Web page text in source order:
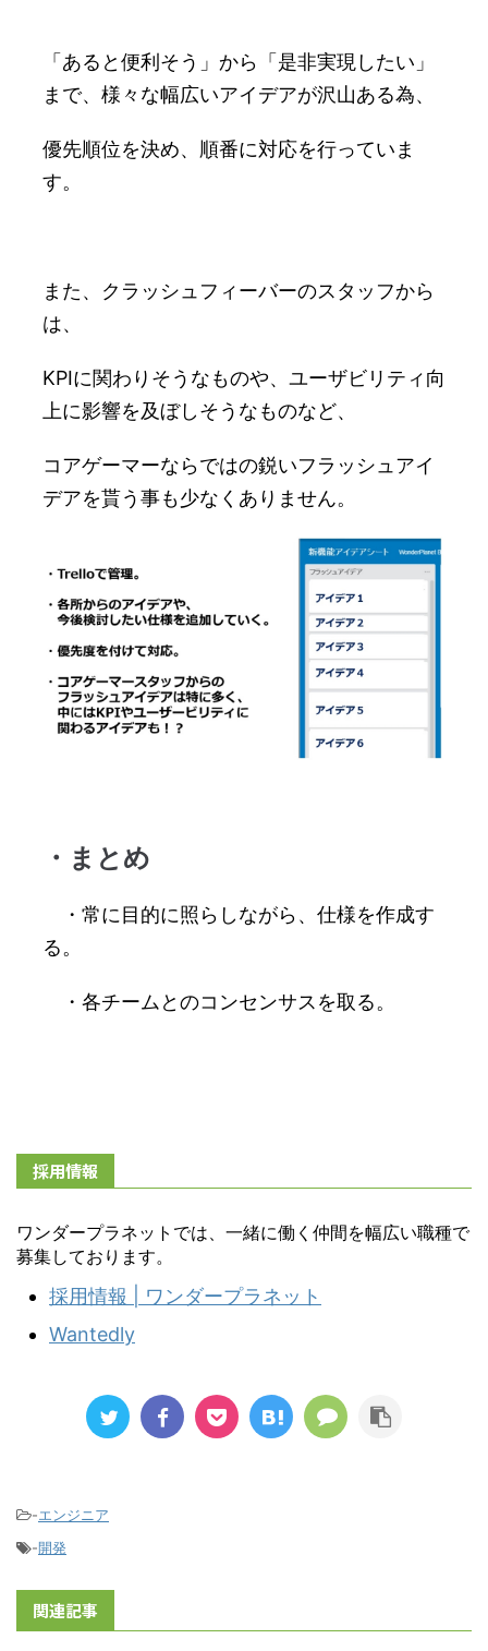
「あると便利そう」から「是非実現したい」
まで、様々な幅広いアイデアが沢山ある為、
優先順位を決め、順番に対応を行っていま
す。
また、クラッシュフィーバーのスタッフから
は、
KPIに関わりそうなものや、ユーザビリティ向
上に影響を及ぼしそうなものなど、
コアゲーマーならではの鋭いフラッシュアイ
デアを貰う事も少なくありません。
・まとめ
・常に目的に照らしながら、仕様を作成す
る。
・各チームとのコンセンサスを取る。
採用情報
ワンダープラネットでは、一緒に働く仲間を幅広い職種で
募集しております。
採用情報 | ワンダープラネット
Wantedly
-エンジニア
-開発
関連記事